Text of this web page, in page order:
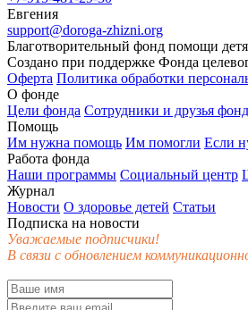
Евгения
support@doroga-zhizni.org
Благотворительный фонд помощи
Создано при поддержке Фонда
Оферта Политика обработки
О фонде
Цели фонда Сотрудники и друзья
Помощь
Им нужна помощь Им помогли Если
Работа фонда
Наши программы Социальный центр
Журнал
Новости О здоровье детей Статьи
Подписка на новости
Уважаемые подписчики!
В связи с обновлением